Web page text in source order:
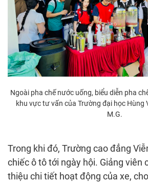
Ngoài pha chế nước uống, biểu diễn pha
khu vực tư vấn của Trường đại học Hùng
M.G.
Trong khi đó, Trường cao đẳng
chiếc ô tô tới ngày hội. Giảng viên
thiệu chi tiết hoạt động của xe,